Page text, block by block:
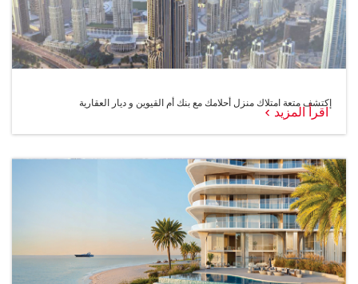
إكتشف متعة امتلاك منزل أحلامك مع بنك أم القيوين و ديار العقارية
اقرأ المزيد